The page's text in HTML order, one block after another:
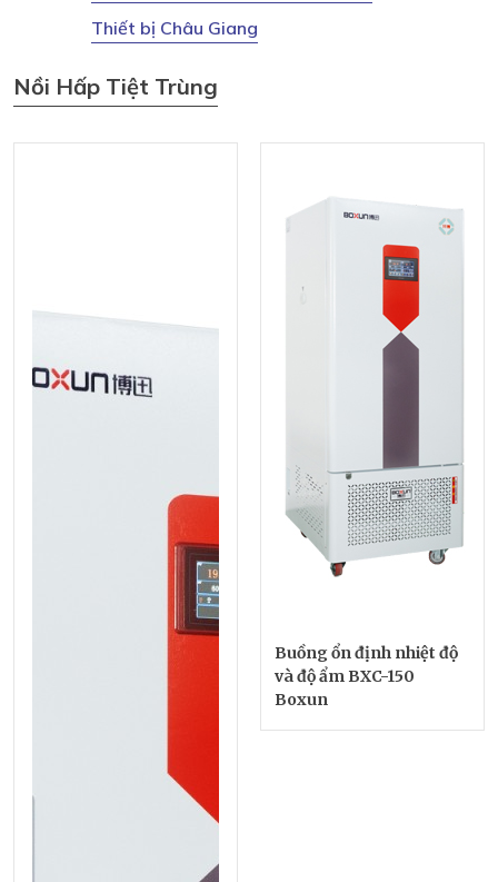
Thiết bị Châu Giang
Nồi Hấp Tiệt Trùng
Buồng ổn định nhiệt độ
và độ ẩm BXC-150
Boxun